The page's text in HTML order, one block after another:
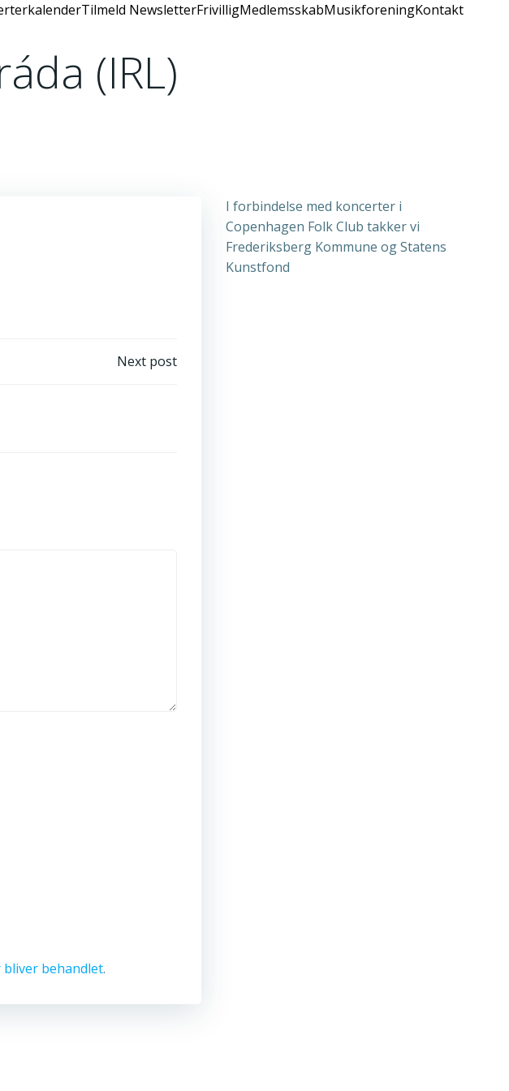
Tilmeld NewsletterFrivilligMedlemsskabMusikforeningKontakt
(IRL)
Next post
behandlet.
I forbindelse med koncerter i
Copenhagen Folk Club takker vi
Frederiksberg Kommune og Statens
Kunstfond